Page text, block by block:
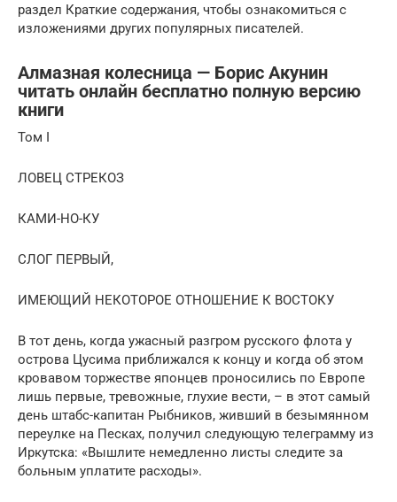
раздел Краткие содержания, чтобы ознакомиться с
изложениями других популярных писателей.
Алмазная колесница — Борис Акунин
читать онлайн бесплатно полную версию
книги
Том I
ЛОВЕЦ СТРЕКОЗ
КАМИ-НО-КУ
СЛОГ ПЕРВЫЙ,
ИМЕЮЩИЙ НЕКОТОРОЕ ОТНОШЕНИЕ К ВОСТОКУ
В тот день, когда ужасный разгром русского флота у
острова Цусима приближался к концу и когда об этом
кровавом торжестве японцев проносились по Европе
лишь первые, тревожные, глухие вести, – в этот самый
день штабс-капитан Рыбников, живший в безымянном
переулке на Песках, получил следующую телеграмму из
Иркутска: «Вышлите немедленно листы следите за
больным уплатите расходы».